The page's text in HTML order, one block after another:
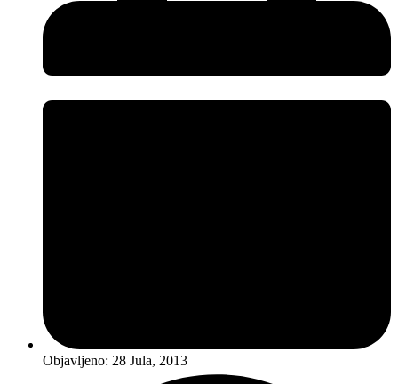
Objavljeno: 28 Jula, 2013